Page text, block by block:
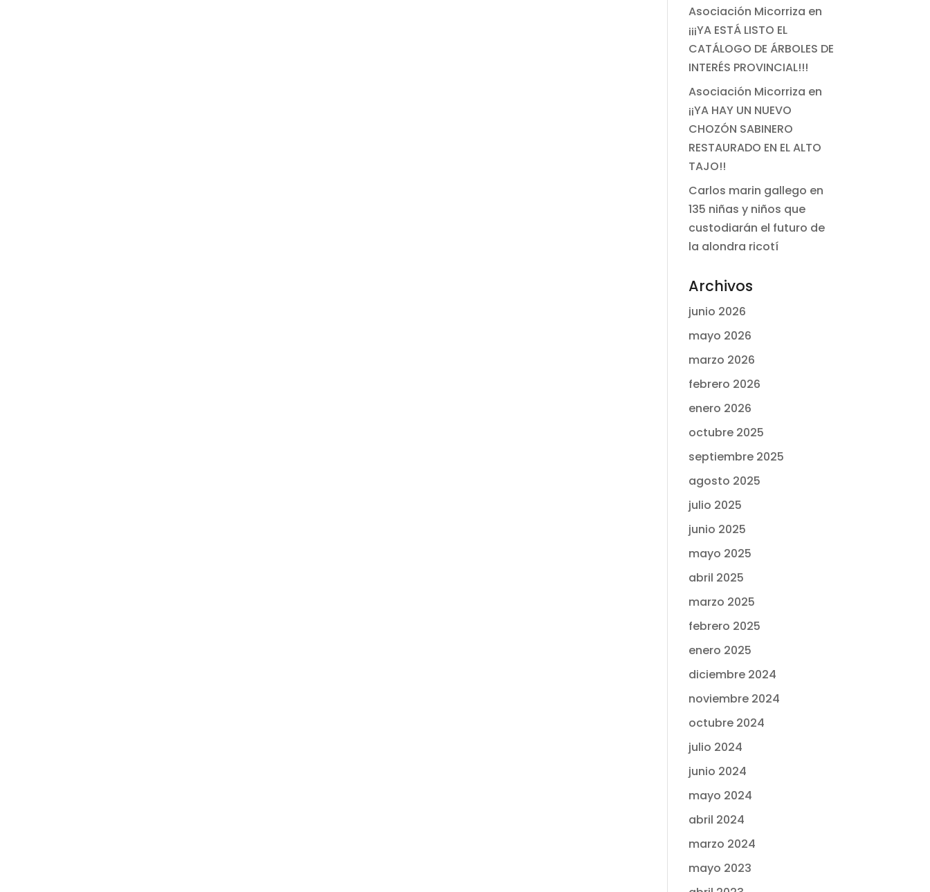
Asociación Micorriza en
¡¡¡YA ESTÁ LISTO EL
CATÁLOGO DE ÁRBOLES DE
INTERÉS PROVINCIAL!!!
Asociación Micorriza en
¡¡YA HAY UN NUEVO
CHOZÓN SABINERO
RESTAURADO EN EL ALTO
TAJO!!
Carlos marin gallego en
135 niñas y niños que
custodiarán el futuro de
la alondra ricotí
Archivos
junio 2026
mayo 2026
marzo 2026
febrero 2026
enero 2026
octubre 2025
septiembre 2025
agosto 2025
julio 2025
junio 2025
mayo 2025
abril 2025
marzo 2025
febrero 2025
enero 2025
diciembre 2024
noviembre 2024
octubre 2024
julio 2024
junio 2024
mayo 2024
abril 2024
marzo 2024
mayo 2023